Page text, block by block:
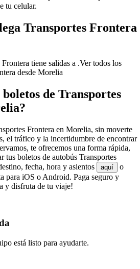
tu celular.
Transportes Frontera
tiene salidas a .Ver todos los
desde Morelia
de Transportes
Frontera en Morelia, sin moverte
el tráfico y la incertidumbre de encontrar
te ofrecemos una forma rápida,
tus boletos de autobús Transportes
fecha, hora y asientos
aquí
o
para iOS o Android. Paga seguro y
y disfruta de tu viaje!
está listo para ayudarte.